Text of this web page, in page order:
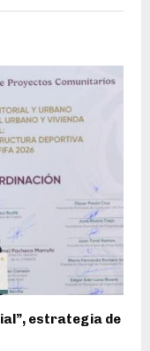
estrategia de